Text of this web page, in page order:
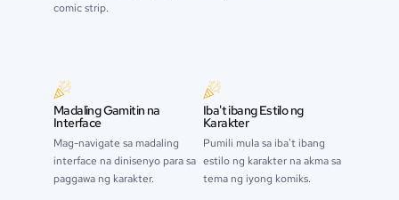
comic strip.
Madaling Gamitin na
Interface
Mag-navigate sa madaling
interface na dinisenyo para sa
paggawa ng karakter.
Iba't ibang Estilo ng
Karakter
Pumili mula sa iba't ibang
estilo ng karakter na akma sa
tema ng iyong komiks.